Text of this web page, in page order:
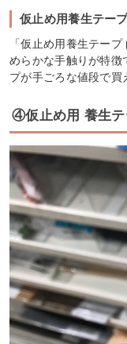
仮止め用養生テー
「仮止め用養生テー
めらかな手触りが特徴
プが手ごろな値段で買
④仮止め用 養生テ